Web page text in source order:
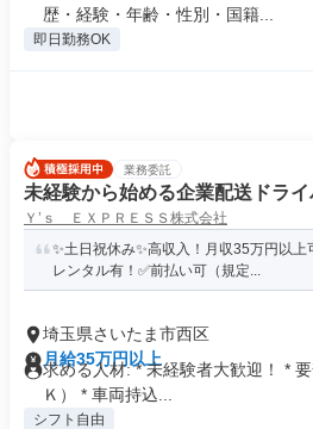
歴・経験・年齢・性別・国籍...
即日勤務OK
業務委託
未経験から始める企業配送ドラ
Ｙ’ｓ ＥＸＰＲＥＳＳ株式会社
✨土日祝休み✨高収入！月収35万円以上
レンタル有！✅前払い可（規定...
埼玉県さいたま市西区
月給35万円以上
求める人材: * 未経験者大歓迎！ *
Ｋ） * 車両持込...
シフト自由